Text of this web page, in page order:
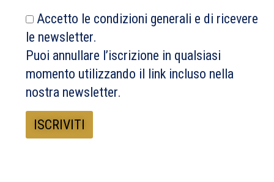
Accetto le condizioni generali e di ricevere
le newsletter.
Puoi annullare l’iscrizione in qualsiasi
momento utilizzando il link incluso nella
nostra newsletter.